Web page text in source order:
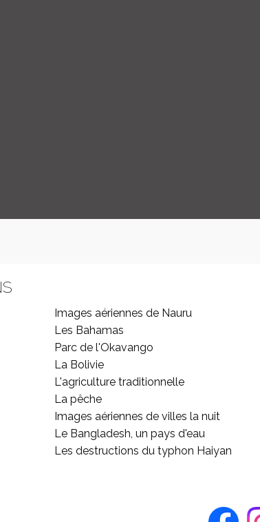
Images aériennes de Nauru
Les Bahamas
Parc de l'Okavango
La Bolivie
L'agriculture traditionnelle
La pêche
Images aériennes de villes la nuit
Le Bangladesh, un pays d'eau
Les destructions du typhon Haiyan